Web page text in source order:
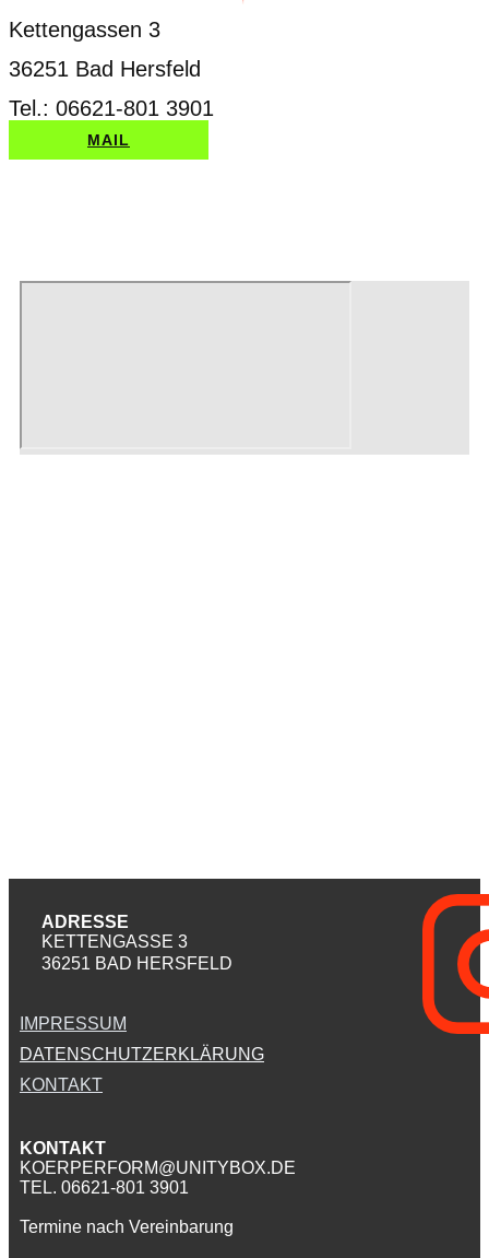
Kettengassen 3
36251 Bad Hersfeld
Tel.: 06621-801 3901
MAIL
ADRESSE
KETTENGASSE 3
36251 BAD HERSFELD
IMPRESSUM
DATENSCHUTZERKLÄRUNG
KONTAKT
KONTAKT
KOERPERFORM@UNITYBOX.DE
TEL. 06621-801 3901
Termine nach Vereinbarung